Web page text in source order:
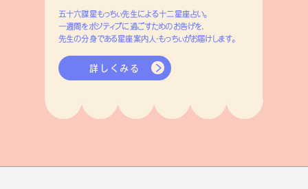
五十六謀星もっちぃ先生による十二星座占い。
一週間をポジティブに過ごすためのお告げを、
先生の分身である星座案内人・もっちぃがお届けします。
詳しくみる